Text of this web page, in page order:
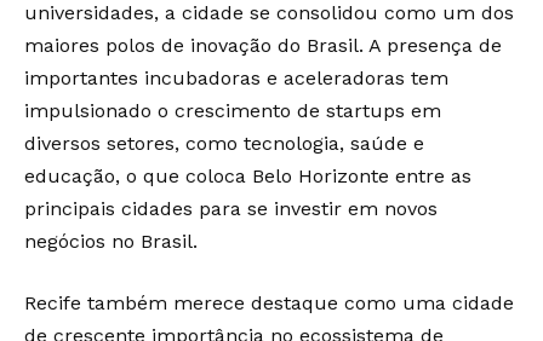
universidades, a cidade se consolidou como um dos
maiores polos de inovação do Brasil. A presença de
importantes incubadoras e aceleradoras tem
impulsionado o crescimento de startups em
diversos setores, como tecnologia, saúde e
educação, o que coloca Belo Horizonte entre as
principais cidades para se investir em novos
negócios no Brasil.
Recife também merece destaque como uma cidade
de crescente importância no ecossistema de